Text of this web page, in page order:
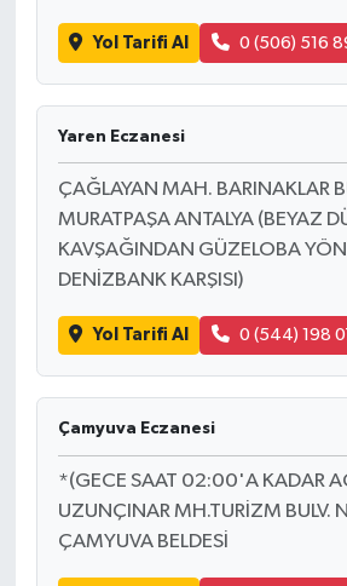
Yol Tarifi Al 0 (506) 516
Yaren Eczanesi
ÇAĞLAYAN MAH. BARINAKLAR
MURATPAŞA ANTALYA (BEYAZ
KAVŞAĞINDAN GÜZELOBA
DENİZBANK KARŞISI)
Yol Tarifi Al 0 (544) 198
Çamyuva Eczanesi
*(GECE SAAT 02:00'A KADAR
UZUNÇINAR MH.TURİZM BULV.
ÇAMYUVA BELDESİ